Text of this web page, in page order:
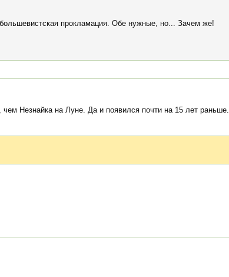
прокламация. Обе нужные, но... Зачем же!
Незнайка на Луне. Да и появился почти на 15 лет раньше.